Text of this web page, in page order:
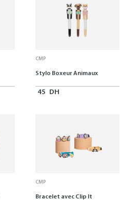
CMP
Stylo Boxeur Animaux
45 DH
CMP
Bracelet avec Clip It